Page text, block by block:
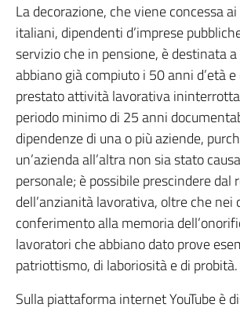
La decorazione, che viene concessa
italiani, dipendenti d’imprese
servizio che in pensione, è destinata
abbiano già compiuto i 50 anni d’età
prestato attività lavorativa
periodo minimo di 25 anni
dipendenze di una o più aziende,
un’azienda all’altra non sia stato
personale; è possibile prescindere dal
dell’anzianità lavorativa, oltre che nei
conferimento alla memoria
lavoratori che abbiano dato prove
patriottismo, di laboriosità e di probità.
Sulla piattaforma internet YouTube è